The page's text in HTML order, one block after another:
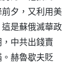
夕，又利用美
是蘇俄滅華政
中共出錢賣
赫魯歇夫貶